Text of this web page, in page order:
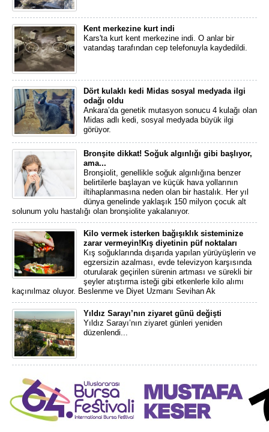
Kent merkezine kurt indi
Kars'ta kurt kent merkezine indi. O anlar bir
vatandaş tarafından cep telefonuyla kaydedildi.
Dört kulaklı kedi Midas sosyal medyada ilgi
odağı oldu
Ankara’da genetik mutasyon sonucu 4 kulağı olan
Midas adlı kedi, sosyal medyada büyük ilgi
görüyor.
Bronşite dikkat! Soğuk algınlığı gibi başlıyor,
ama...
Bronşiolit, genellikle soğuk algınlığına benzer
belirtilerle başlayan ve küçük hava yollarının
iltihaplanmasına neden olan bir hastalık. Her yıl
dünya genelinde yaklaşık 150 milyon çocuk alt
solunum yolu hastalığı olan bronşiolite yakalanıyor.
Kilo vermek isterken bağışıklık sisteminize
zarar vermeyin!Kış diyetinin püf noktaları
Kış soğuklarında dışarıda yapılan yürüyüşlerin ve
egzersizin azalması, evde televizyon karşısında
oturularak geçirilen sürenin artması ve sürekli bir
şeyler atıştırma isteği gibi etkenlerle kilo alımı
kaçınılmaz oluyor. Beslenme ve Diyet Uzmanı Sevihan Ak
Yıldız Sarayı’nın ziyaret günü değişti
Yıldız Sarayı’nın ziyaret günleri yeniden
düzenlendi...